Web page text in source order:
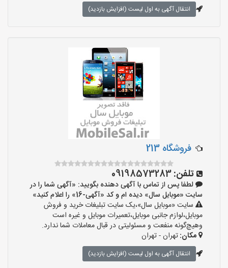
انتقال آگهی به اول لیست (افزایش بازدید)
فروشگاه 213
تلفن:09198573283
لطفا پس از تماس با آگهی دهنده بگویید: «آگهی شما را در
سایت «موبایل سال» دیده ام و کد «آگهی-16» را اعلام کنید»
سایت «موبایل سال»،یک سایت تبلیغات خرید و فروش
موبایل،لوازم جانبی موبایل،تعمیرات موبایل و غیره است
وهیچ‌گونه منفعت و مسئولیتی در قبال معاملات شما ندارد.
مکان:تهران - تهران
انتقال آگهی به اول لیست (افزایش بازدید)